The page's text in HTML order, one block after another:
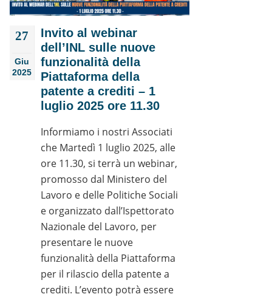
27
Giu
2025
Invito al webinar
dell’INL sulle nuove
funzionalità della
Piattaforma della
patente a crediti – 1
luglio 2025 ore 11.30
Informiamo i nostri Associati
che Martedì 1 luglio 2025, alle
ore 11.30, si terrà un webinar,
promosso dal Ministero del
Lavoro e delle Politiche Sociali
e organizzato dall’Ispettorato
Nazionale del Lavoro, per
presentare le nuove
funzionalità della Piattaforma
per il rilascio della patente a
crediti. L’evento potrà essere